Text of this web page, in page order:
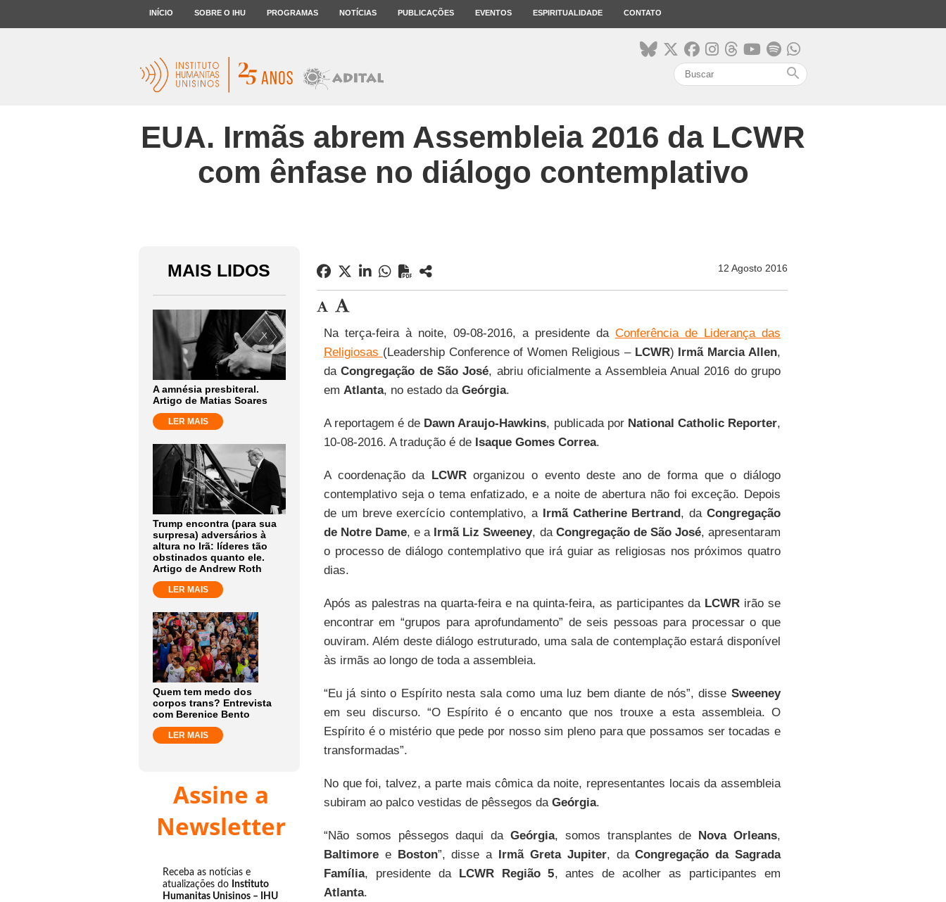
INÍCIO SOBRE O IHU PROGRAMAS NOTÍCIAS PUBLICAÇÕES EVENTOS ESPIRITUALIDADE CONTATO
search
EUA. Irmãs abrem Assembleia 2016 da LCWR
com ênfase no diálogo contemplativo
MAIS LIDOS
A amnésia presbiteral.
Artigo de Matias Soares
LER MAIS
Trump encontra (para sua
surpresa) adversários à
altura no Irã: líderes tão
obstinados quanto ele.
Artigo de Andrew Roth
LER MAIS
Quem tem medo dos
corpos trans? Entrevista
com Berenice Bento
LER MAIS
Assine a
Newsletter
Receba as notícias e
atualizações do Instituto
Humanitas Unisinos – IHU
12 Agosto 2016
Na terça-feira à noite, 09-08-2016, a presidente da Conferência de Liderança das
Religiosas (Leadership Conference of Women Religious – LCWR) Irmã Marcia Allen,
daCongregação de São José, abriu oficialmente a Assembleia Anual 2016 do grupo
em Atlanta, no estado da Geórgia.
A reportagem é de Dawn Araujo-Hawkins, publicada por National Catholic Reporter,
10-08-2016. A tradução é de Isaque Gomes Correa.
A coordenação da LCWRorganizou o evento deste ano de forma que o diálogo
contemplativo seja o tema enfatizado, e a noite de abertura não foi exceção. Depois
de um breve exercício contemplativo, a Irmã Catherine Bertrand, da Congregação
de Notre Dame, e a Irmã Liz Sweeney, da Congregação de São José, apresentaram
o processo de diálogo contemplativo que irá guiar as religiosas nos próximos quatro
dias.
Após as palestras na quarta-feira e na quinta-feira, as participantes da LCWR irão se
encontrar em “grupos para aprofundamento” de seis pessoas para processar o que
ouviram. Além deste diálogo estruturado, uma sala de contemplação estará disponível
às irmãs ao longo de toda a assembleia.
“Eu já sinto o Espírito nesta sala como uma luz bem diante de nós”, disse Sweeney
em seu discurso. “O Espírito é o encanto que nos trouxe a esta assembleia. O
Espírito é o mistério que pede por nosso sim pleno para que possamos ser tocadas e
transformadas”.
No que foi, talvez, a parte mais cômica da noite, representantes locais da assembleia
subiram ao palco vestidas de pêssegos da Geórgia.
“Não somos pêssegos daqui da Geórgia, somos transplantes de Nova Orleans,
Baltimoree Boston”, disse a Irmã Greta Jupiter, daCongregação da Sagrada
Família, presidente da LCWR Região 5, antes de acolher as participantes em
Atlanta.